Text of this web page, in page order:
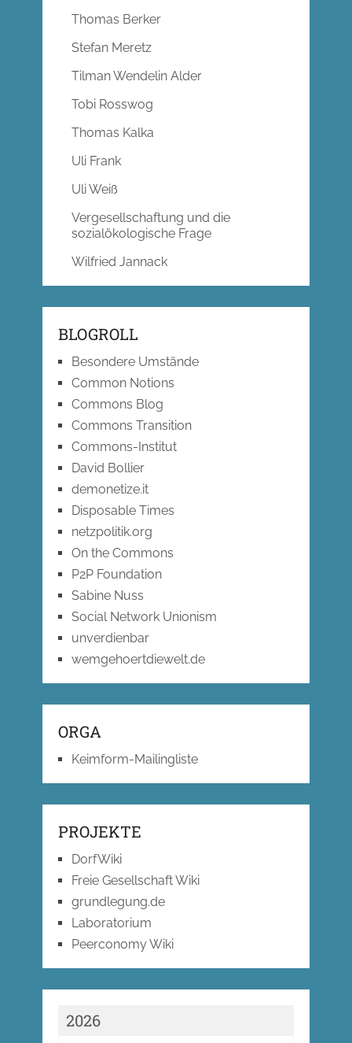
Thomas Berker
Stefan Meretz
Tilman Wendelin Alder
Tobi Rosswog
Thomas Kalka
Uli Frank
Uli Weiß
Vergesellschaftung und die
sozialökologische Frage
Wilfried Jannack
BLOGROLL
Besondere Umstände
Common Notions
Commons Blog
Commons Transition
Commons-Institut
David Bollier
demonetize.it
Disposable Times
netzpolitik.org
On the Commons
P2P Foundation
Sabine Nuss
Social Network Unionism
unverdienbar
wemgehoertdiewelt.de
ORGA
Keimform-Mailingliste
PROJEKTE
DorfWiki
Freie Gesellschaft Wiki
grundlegung.de
Laboratorium
Peerconomy Wiki
2026